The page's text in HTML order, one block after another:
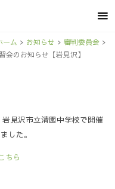
ーム > お知らせ > 審判委員会>
会のお知らせ【岩見沢】
見沢市立清園中学校で開催
した。
ちら